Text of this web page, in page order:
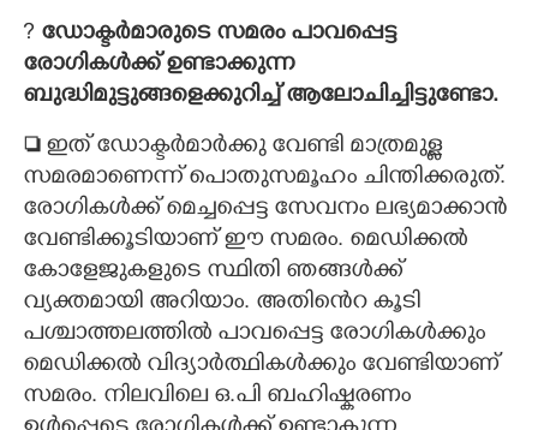
?​ ഡോക്ടർമാരുടെ സമരം പാവപ്പെട്ട
രോഗികൾക്ക് ഉണ്ടാക്കുന്ന
ബുദ്ധിമുട്ടുങ്ങളെക്കുറിച്ച് ആലോചിച്ചിട്ടുണ്ടോ.
 ഇത് ഡോക്ടർമാർക്കു വേണ്ടി മാത്രമുള്ള
സമരമാണെന്ന് പൊതുസമൂഹം ചിന്തിക്കരുത്.
രോഗികൾക്ക് മെച്ചപ്പെട്ട സേവനം ലഭ്യമാക്കാൻ
വേണ്ടിക്കൂടിയാണ് ഈ സമരം. മെഡിക്കൽ
കോളേജുകളുടെ സ്ഥിതി ഞങ്ങൾക്ക്
വ്യക്തമായി അറിയാം. അതിൻെറ കൂടി
പശ്ചാത്തലത്തിൽ പാവപ്പെട്ട രോഗികൾക്കും
മെഡിക്കൽ വിദ്യാർത്ഥികൾക്കും വേണ്ടിയാണ്
സമരം. നിലവിലെ ഒ.പി ബഹിഷ്കരണം